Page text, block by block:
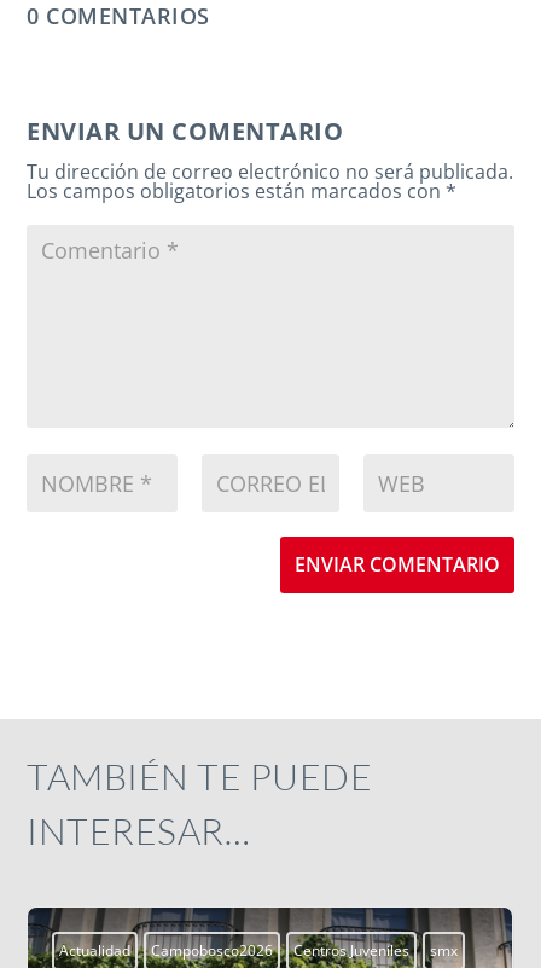
0 COMENTARIOS
ENVIAR UN COMENTARIO
Tu dirección de correo electrónico no será publicada.
Los campos obligatorios están marcados con*
ENVIAR COMENTARIO
TAMBIÉN TE PUEDE
INTERESAR…
Actualidad Campobosco2026 Centros Juveniles smx